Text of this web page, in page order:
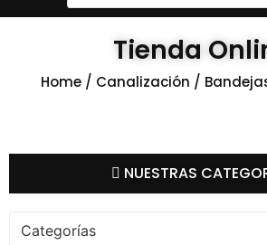
Tienda
Home / Canalización /
NUESTRAS
Categorías